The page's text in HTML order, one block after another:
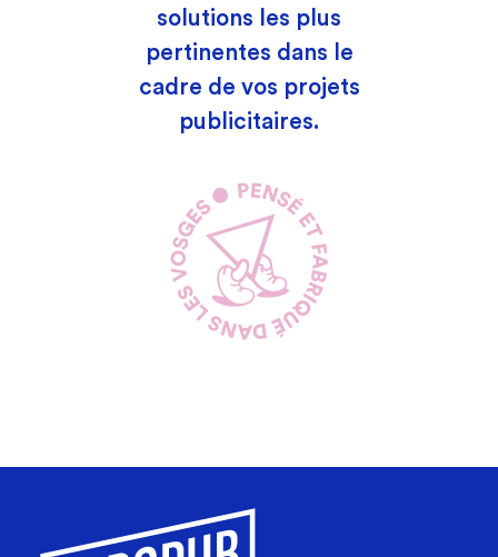
solutions les plus
pertinentes dans le
cadre de vos projets
publicitaires.